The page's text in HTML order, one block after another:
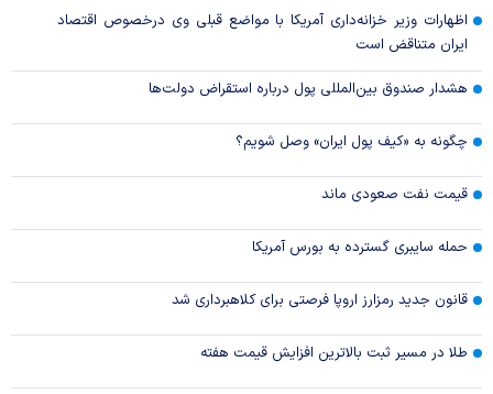
اظهارات وزیر خزانه‌داری آمریکا با مواضع قبلی وی درخصوص اقتصاد
ایران متناقض است
هشدار صندوق بین‌المللی پول درباره استقراض دولت‌ها
چگونه به «کیف پول ایران» وصل شویم؟
قیمت نفت صعودی ماند
حمله سایبری گسترده به بورس آمریکا
قانون جدید رمزارز اروپا فرصتی برای کلاهبرداری شد
طلا در مسیر ثبت بالاترین افزایش قیمت هفته